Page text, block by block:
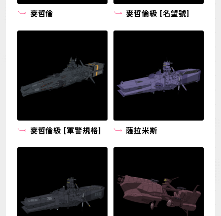
麥哲倫 麥哲倫級 [名望號]
麥哲倫級 [軍警規格] 薩拉米斯